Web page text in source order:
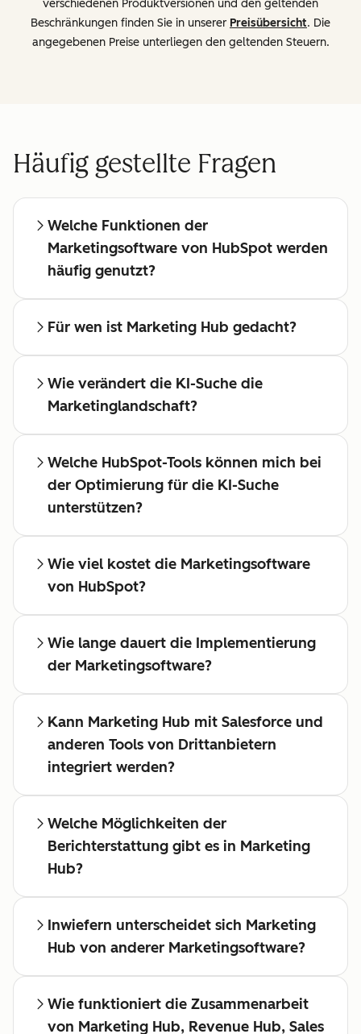
verschiedenen Produktversionen und den geltenden
Beschränkungen finden Sie in unserer Preisübersicht. Die
angegebenen Preise unterliegen den geltenden Steuern.
Häufig gestellte Fragen
Welche Funktionen der
Marketingsoftware von HubSpot werden
häufig genutzt?
Für wen ist Marketing Hub gedacht?
Wie verändert die KI-Suche die
Marketinglandschaft?
Welche HubSpot-Tools können mich bei
der Optimierung für die KI-Suche
unterstützen?
Wie viel kostet die Marketingsoftware
von HubSpot?
Wie lange dauert die Implementierung
der Marketingsoftware?
Kann Marketing Hub mit Salesforce und
anderen Tools von Drittanbietern
integriert werden?
Welche Möglichkeiten der
Berichterstattung gibt es in Marketing
Hub?
Inwiefern unterscheidet sich Marketing
Hub von anderer Marketingsoftware?
Wie funktioniert die Zusammenarbeit
von Marketing Hub, Revenue Hub, Sales